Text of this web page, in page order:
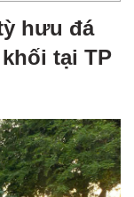
hưu đá
tại TP